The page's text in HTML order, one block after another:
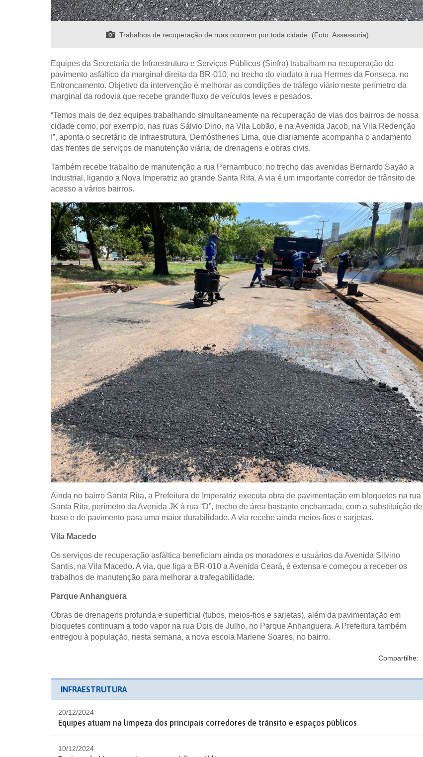
Trabalhos de recuperação de ruas ocorrem por toda cidade. (Foto: Assessoria)
Equipes da Secretaria de Infraestrutura e Serviços Públicos (Sinfra) trabalham na recuperação do
pavimento asfáltico da marginal direita da BR-010, no trecho do viaduto à rua Hermes da Fonseca, no
Entroncamento. Objetivo da intervenção é melhorar as condições de tráfego viário neste perímetro da
marginal da rodovia que recebe grande fluxo de veículos leves e pesados.
“Temos mais de dez equipes trabalhando simultaneamente na recuperação de vias dos bairros de nossa
cidade como, por exemplo, nas ruas Sálvio Dino, na Vila Lobão, e na Avenida Jacob, na Vila Redenção
I”, aponta o secretário de Infraestrutura, Demósthenes Lima, que diariamente acompanha o andamento
das frentes de serviços de manutenção viária, de drenagens e obras civis.
Também recebe trabalho de manutenção a rua Pernambuco, no trecho das avenidas Bernardo Sayão a
Industrial, ligando a Nova Imperatriz ao grande Santa Rita. A via é um importante corredor de trânsito de
acesso a vários bairros.
Ainda no bairro Santa Rita, a Prefeitura de Imperatriz executa obra de pavimentação em bloquetes na rua
Santa Rita, perímetro da Avenida JK à rua “D”, trecho de área bastante encharcada, com a substituição de
base e de pavimento para uma maior durabilidade. A via recebe ainda meios-fios e sarjetas.
Vila Macedo
Os serviços de recuperação asfáltica beneficiam ainda os moradores e usuários da Avenida Silvino
Santis, na Vila Macedo. A via, que liga a BR-010 a Avenida Ceará, é extensa e começou a receber os
trabalhos de manutenção para melhorar a trafegabilidade.
Parque Anhanguera
Obras de drenagens profunda e superficial (tubos, meios-fios e sarjetas), além da pavimentação em
bloquetes continuam a todo vapor na rua Dois de Julho, no Parque Anhanguera. A Prefeitura também
entregou à população, nesta semana, a nova escola Marlene Soares, no bairro.
Compartilhe:
INFRAESTRUTURA
20/12/2024
Equipes atuam na limpeza dos principais corredores de trânsito e espaços públicos
10/12/2024